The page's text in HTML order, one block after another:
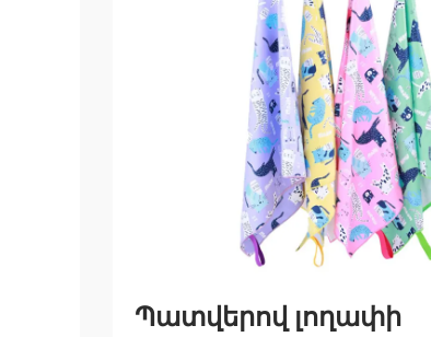
Պատվերով լողափի